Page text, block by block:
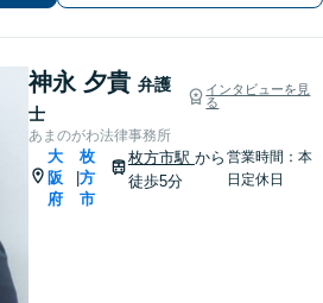
す。
神永 夕貴 弁護
士
インタビューを見
る
あまのがわ法律事務所
大
阪
府
|
枚
方
市
枚方市駅 から
徒歩5分
営業時間：本
日定休日